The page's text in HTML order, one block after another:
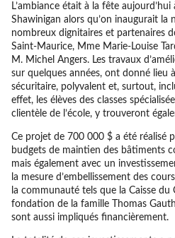
L’ambiance était à la fête aujourd’hui
Shawinigan alors qu’on inaugurait la
nombreux dignitaires et partenaires
Saint-Maurice, Mme Marie-Louise
M. Michel Angers. Les travaux
sur quelques années, ont donné lieu
sécuritaire, polyvalent et, surtout,
effet, les élèves des classes
clientèle de l’école, y trouveront
Ce projet de 700 000 $ a été réalisé
budgets de maintien des bâtiments
mais également avec un
la mesure d’embellissement des
la communauté tels que la Caisse
fondation de la famille Thomas
sont aussi impliqués financièrement.